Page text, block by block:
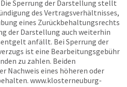
Sperrung der Darstellung stellt
des Vertragsverhältnisses,
eines Zurückbehaltungsrechts
der Darstellung auch weiterhin
anfällt. Bei Sperrung der
ist eine Bearbeitungsgebühr
zu zahlen. Beiden
Nachweis eines höheren oder
www.klosterneuburg-